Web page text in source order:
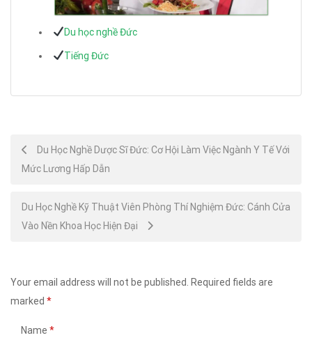
Du học nghề Đức
Tiếng Đức
Post
navigation
Du Học Nghề Dược Sĩ Đức: Cơ Hội Làm Việc Ngành Y Tế Với
Mức Lương Hấp Dẫn
Du Học Nghề Kỹ Thuật Viên Phòng Thí Nghiệm Đức: Cánh Cửa
Vào Nền Khoa Học Hiện Đại
Your email address will not be published.
Required fields are
marked *
Name *